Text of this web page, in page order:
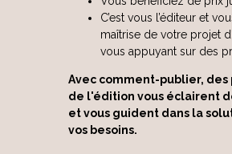
C’est vous l’éditeur et
maîtrise de votre projet
vous appuyant sur des
Avec comment-publier,
de l'édition vous éclairent
et vous guident dans la
vos besoins.